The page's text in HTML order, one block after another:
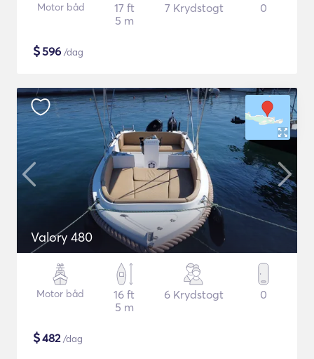
Motor båd
17 ft
5 m
7 Krydstogt 0
$596 /dag
Valory 480
Motor båd
16 ft
5 m
6 Krydstogt 0
$482/dag